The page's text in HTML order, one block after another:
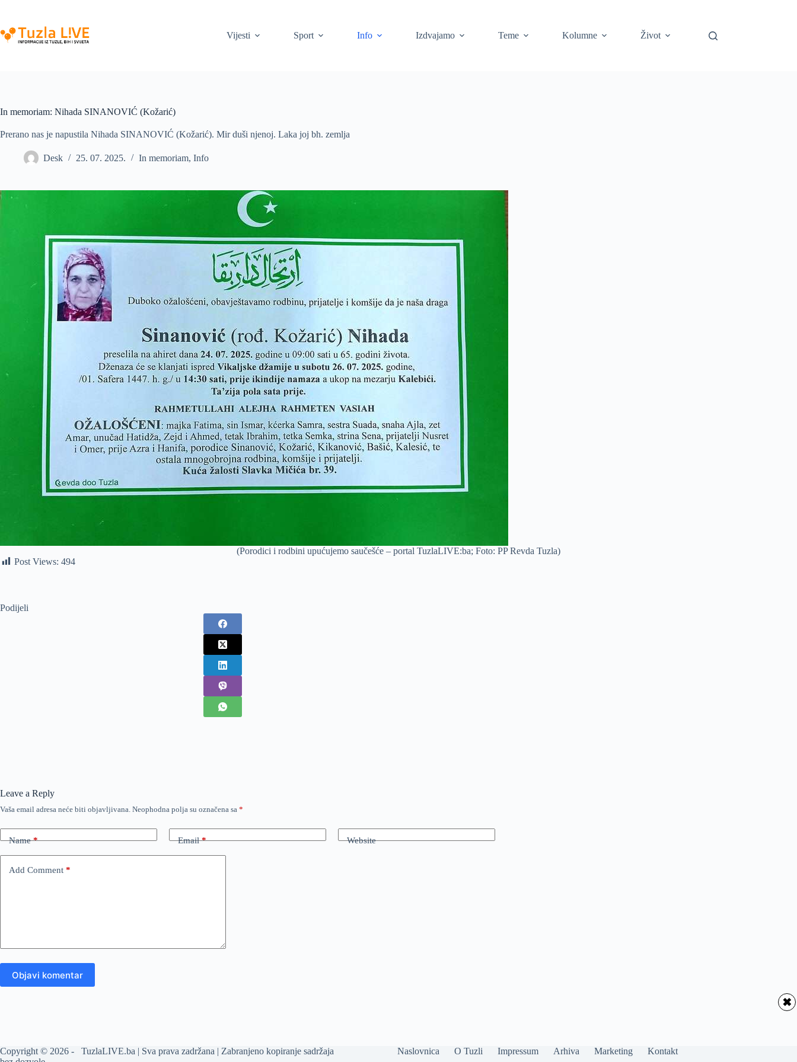
content
Vijesti
Sport Info Izdvajamo Teme Kolumne Život
In memoriam: Nihada SINANOVIĆ (Kožarić)
Prerano nas je napustila Nihada SINANOVIĆ (Kožarić). Mir duši njenoj. Laka joj bh. zemlja
Desk 25. 07. 2025. In memoriam, Info
(Porodici i rodbini upućujemo saučešće – portal TuzlaLIVE:ba; Foto: PP Revda Tuzla)
Post Views: 494
Podijeli
Leave a Reply
Vaša email adresa neće biti objavljivana. Neophodna polja su označena sa *
Name* Email* Website
Add Comment *
Objavi komentar
Copyright © 2026 - TuzlaLIVE.ba | Sva prava zadržana | Zabranjeno kopiranje sadržaja
Naslovnica O Tuzli Impressum Arhiva Marketing Kontakt
✖